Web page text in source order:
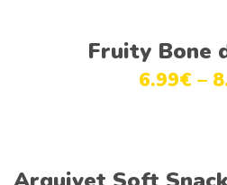
Ver
Fruity Bone
6.99€ –